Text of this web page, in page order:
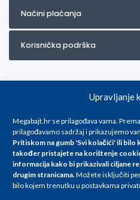
Upravljanje
Megabajt.hr se prilagođava vama.
prilagođavamo sadržaj i prikazujemo
Pritiskom na gumb 'Svi kolačići' ili
također pristajete na korištenje
informacija kako bi prikazivali ciljane
drugim stranicama.Možete isključiti
bilo kojem trenutku u postavkama
Načini plaćanja
Korisnička podrška
Za artikle kojih trenutno nema u
info@megabajt.hr. Sve cijene su
promjenama, a
iskazane su za avansno